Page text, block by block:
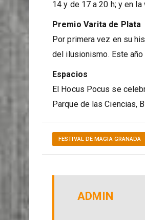
Tickets de 10€, 12 € y
14 y de 17 a 20 h; y en
Premio Varita de Plata
Por primera vez en su
del ilusionismo. Este año
Espacios
El Hocus Pocus se